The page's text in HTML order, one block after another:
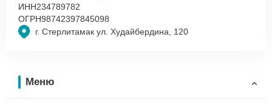
г. Стерлитамак ул. Худайбердина, 120
ИНН234789782
ОГРН98742397845098
Меню